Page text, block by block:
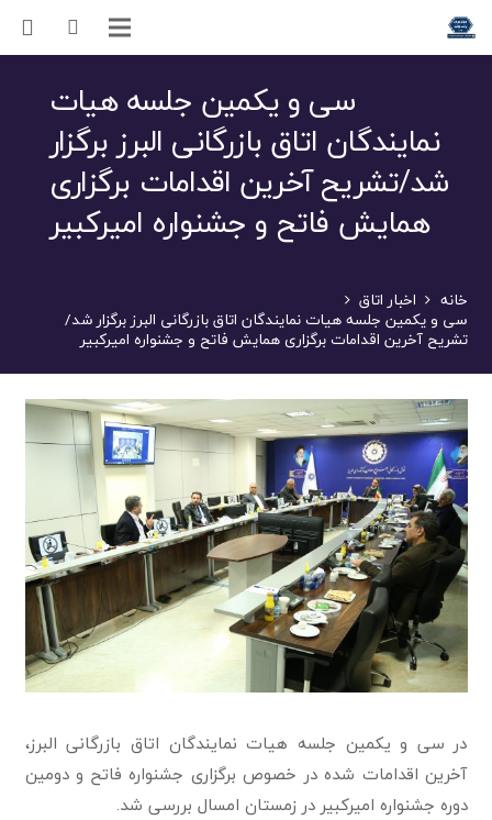
سی و یکمین جلسه هیات
نمایندگان اتاق بازرگانی البرز برگزار
شد/تشریح آخرین اقدامات برگزاری
همایش فاتح و جشنواره امیرکبیر
خانه اخبار اتاق
سی و یکمین جلسه هیات نمایندگان اتاق بازرگانی البرز برگزار شد/
تشریح آخرین اقدامات برگزاری همایش فاتح و جشنواره امیرکبیر
در سی و یکمین جلسه هیات نمایندگان اتاق بازرگانی البرز،
آخرین اقدامات شده در خصوص برگزاری جشنواره فاتح و دومین
دوره جشنواره امیرکبیر در زمستان امسال بررسی شد.